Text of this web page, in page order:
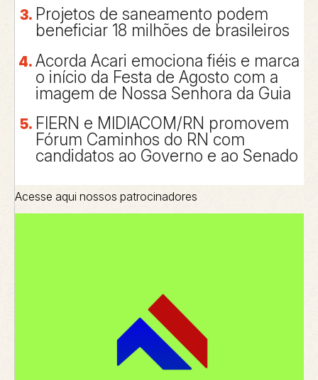
Projetos de saneamento podem
beneficiar 18 milhões de brasileiros
Acorda Acari emociona fiéis e marca
o início da Festa de Agosto com a
imagem de Nossa Senhora da Guia
FIERN e MIDIACOM/RN promovem
Fórum Caminhos do RN com
candidatos ao Governo e ao Senado
Acesse aqui nossos patrocinadores